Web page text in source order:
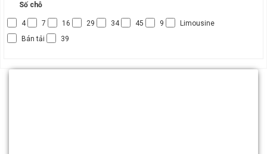
Số chỗ
4 7 16 29 34 45 9
Limousine
Bán tải
39